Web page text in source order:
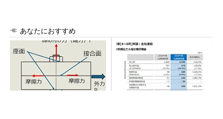
あなたにおすすめ